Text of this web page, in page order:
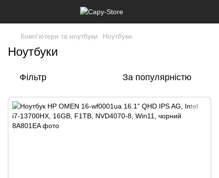
Комп'ютери та ноутбуки Ноутбуки
Ноутбуки
Фільтр За популярністю